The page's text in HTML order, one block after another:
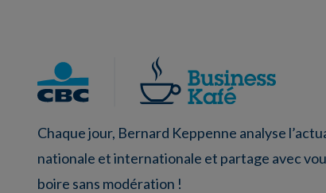
Chaque jour, Bernard Keppenne analyse
nationale et internationale et partage avec
boire sans modération !